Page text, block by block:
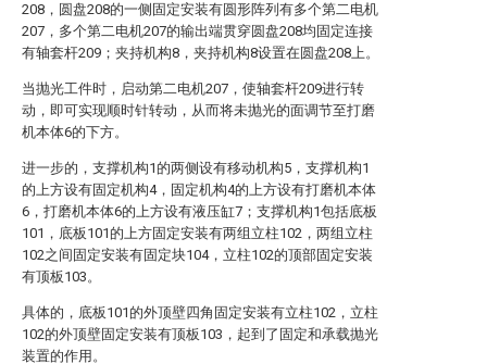
208，圆盘208的一侧固定安装有圆形阵列有多个第二电机
207，多个第二电机207的输出端贯穿圆盘208均固定连接
有轴套杆209；夹持机构8，夹持机构8设置在圆盘208上。
当抛光工件时，启动第二电机207，使轴套杆209进行转
动，即可实现顺时针转动，从而将未抛光的面调节至打磨
机本体6的下方。
进一步的，支撑机构1的两侧设有移动机构5，支撑机构1
的上方设有固定机构4，固定机构4的上方设有打磨机本体
6，打磨机本体6的上方设有液压缸7；支撑机构1包括底板
101，底板101的上方固定安装有两组立柱102，两组立柱
102之间固定安装有固定块104，立柱102的顶部固定安装
有顶板103。
具体的，底板101的外顶壁四角固定安装有立柱102，立柱
102的外顶壁固定安装有顶板103，起到了固定和承载抛光
装置的作用。